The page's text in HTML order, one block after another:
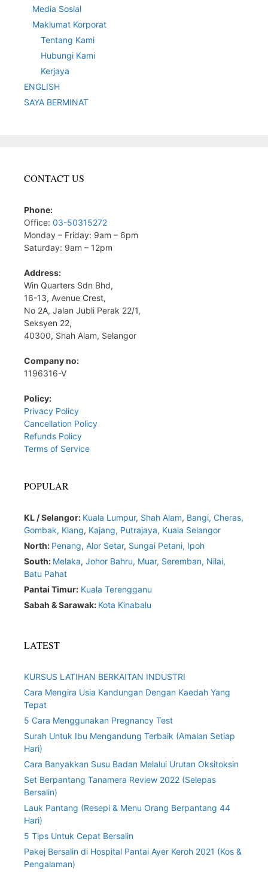
Media Sosial
Maklumat Korporat
Tentang Kami
Hubungi Kami
Kerjaya
ENGLISH
SAYA BERMINAT
CONTACT US
Phone:
Office: 03-50315272
Monday – Friday: 9am – 6pm
Saturday: 9am – 12pm
Address:
Win Quarters Sdn Bhd,
16-13, Avenue Crest,
No 2A, Jalan Jubli Perak 22/1,
Seksyen 22,
40300, Shah Alam, Selangor
Company no:
1196316-V
Policy:
Privacy Policy
Cancellation Policy
Refunds Policy
Terms of Service
POPULAR
KL / Selangor: Kuala Lumpur, Shah Alam, Bangi, Cheras,
Gombak, Klang, Kajang, Putrajaya, Kuala Selangor
North: Penang, Alor Setar, Sungai Petani, Ipoh
South: Melaka, Johor Bahru, Muar, Seremban, Nilai,
Batu Pahat
Pantai Timur: Kuala Terengganu
Sabah & Sarawak: Kota Kinabalu
LATEST
KURSUS LATIHAN BERKAITAN INDUSTRI
Cara Mengira Usia Kandungan Dengan Kaedah Yang
Tepat
5 Cara Menggunakan Pregnancy Test
Surah Untuk Ibu Mengandung Terbaik (Amalan Setiap
Hari)
Cara Banyakkan Susu Badan Melalui Urutan Oksitoksin
Set Berpantang Tanamera Review 2022 (Selepas
Bersalin)
Lauk Pantang (Resepi & Menu Orang Berpantang 44
Hari)
5 Tips Untuk Cepat Bersalin
Pakej Bersalin di Hospital Pantai Ayer Keroh 2021 (Kos &
Pengalaman)